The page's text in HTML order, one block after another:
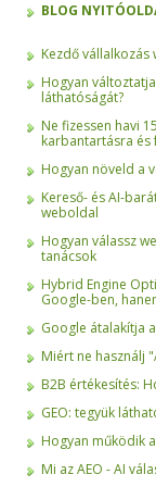
BLOG
Kezdő
Hogyan
láthatóságát?
Ne fizessen havi
karbantartásra és
Hogyan növeld a
Kereső- és AI-
weboldal
Hogyan válassz
tanácsok
Hybrid Engine
Google-ben,
Google átalakítja
Miért ne használj
B2B értékesítés:
GEO: tegyük
Hogyan működik
Mi az AEO - AI